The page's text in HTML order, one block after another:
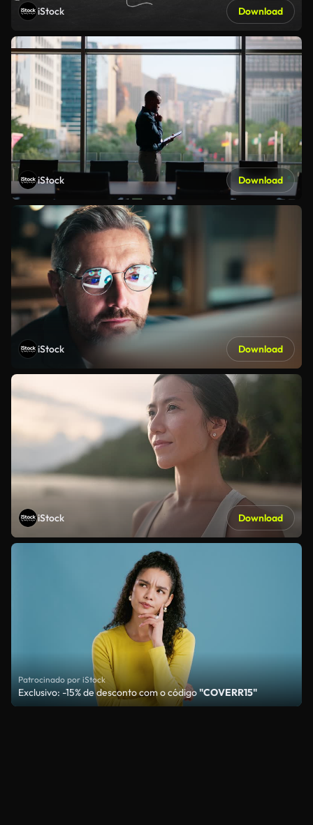
iStock Download
iStock Download
iStock Download
iStock Download
Patrocinado por iStock
Exclusivo: -15% de desconto com o código"COVERR15"